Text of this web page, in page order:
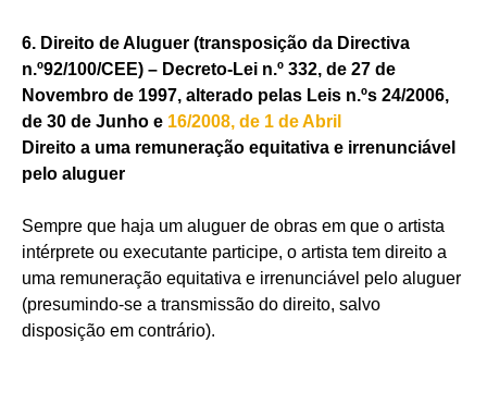
6. Direito de Aluguer (transposição da Directiva
n.º92/100/CEE) – Decreto-Lei n.º 332, de 27 de
Novembro de 1997, alterado pelas Leis n.ºs 24/2006,
de 30 de Junho e 16/2008, de 1 de Abril
Direito a uma remuneração equitativa e irrenunciável
pelo aluguer
Sempre que haja um aluguer de obras em que o artista
intérprete ou executante participe, o artista tem direito a
uma remuneração equitativa e irrenunciável pelo aluguer
(presumindo-se a transmissão do direito, salvo
disposição em contrário).